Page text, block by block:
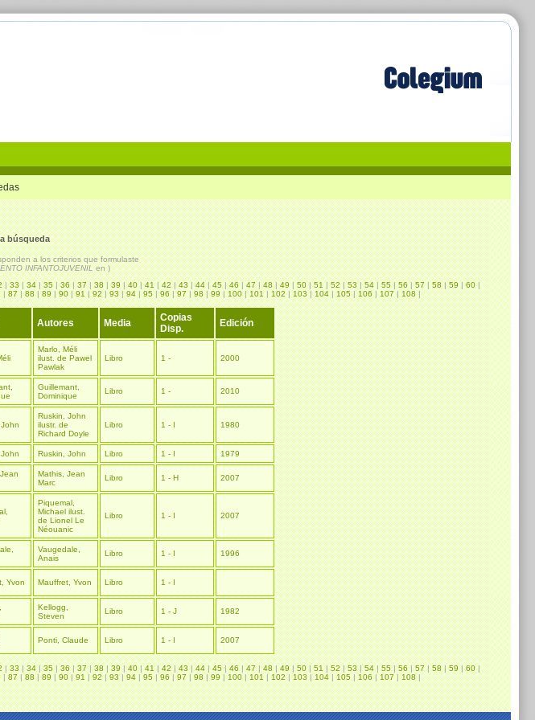
búsqueda
a los criterios que formulaste
INFANTOJUVENILen )
|33|34|35|36|37|38|39|40|41|42|43|44|45|46|47|48|49|50|51|52|53|54|55|56|57|58|59|60|
|87|88|89|90|91|92|93|94|95|96|97|98|99|100|101|102|103|104|105|106|107|108|
Autores Media
Copias
Disp.
Edición
Marlo, Méli
ilust. de Pawel
Pawlak
Libro 1 - 2000
Guillemant,
Dominique
Libro 1 - 2010
Ruskin, John
ilustr. de
Richard Doyle
Libro 1 - I 1980
Ruskin, John Libro 1 - I 1979
Mathis, Jean
Marc
Libro 1 - H 2007
Piquemal,
Michael ilust.
de Lionel Le
Néouanic
Libro 1 - I 2007
Vaugedale,
Anais
Libro 1 - I 1996
Yvon Mauffret, Yvon Libro 1 - I
Kellogg,
Steven
Libro 1 - J 1982
Ponti, Claude Libro 1 - I 2007
|33|34|35|36|37|38|39|40|41|42|43|44|45|46|47|48|49|50|51|52|53|54|55|56|57|58|59|60|
|87|88|89|90|91|92|93|94|95|96|97|98|99|100|101|102|103|104|105|106|107|108|